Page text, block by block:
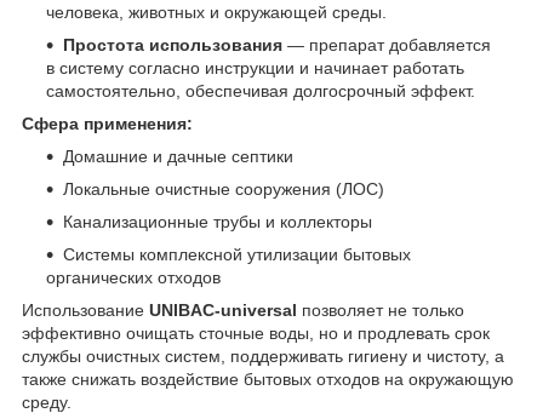
человека, животных и окружающей среды.
Простота использования — препарат добавляется
в систему согласно инструкции и начинает работать
самостоятельно, обеспечивая долгосрочный эффект.
Сфера применения:
Домашние и дачные септики
Локальные очистные сооружения (ЛОС)
Канализационные трубы и коллекторы
Системы комплексной утилизации бытовых
органических отходов
Использование UNIBAC-universal позволяет не только
эффективно очищать сточные воды, но и продлевать срок
службы очистных систем, поддерживать гигиену и чистоту, а
также снижать воздействие бытовых отходов на окружающую
среду.